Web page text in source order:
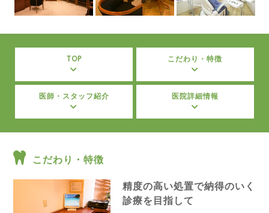
TOP こだわり・特徴
医師・スタッフ紹介 医院詳細情報
こだわり・特徴
精度の高い処置で納得のいく
診療を目指して